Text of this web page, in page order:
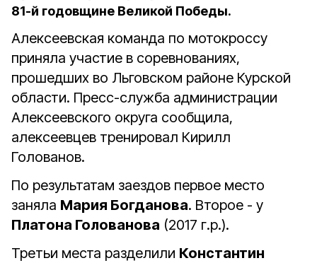
81-й годовщине Великой Победы.
Алексеевская команда по мотокроссу
приняла участие в соревнованиях,
прошедших во Льговском районе Курской
области. Пресс-служба администрации
Алексеевского округа сообщила,
алексеевцев тренировал Кирилл
Голованов.
По результатам заездов первое место
заняла Мария Богданова. Второе - у
Платона Голованова (2017 г.р.).
Третьи места разделили Константин